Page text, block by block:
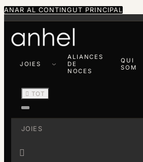
ANAR AL CONTINGUT PRINCIPAL
JOIES
ALIANCES
DE
NOCES
QUI
SOM
 TOT
JOIES
